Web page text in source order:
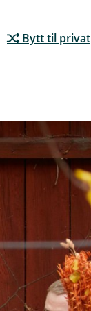
Bytt til privat